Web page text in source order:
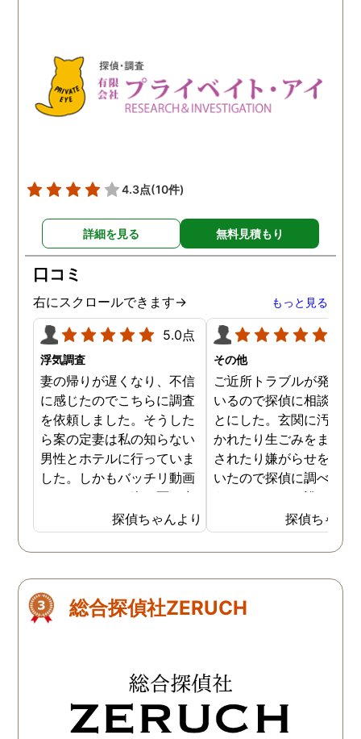
4.3点(10件)
詳細を見る 無料見積もり
口コミ
右にスクロールできます→ もっと見る
5.0点
浮気調査
妻の帰りが遅くなり、不信
に感じたのでこちらに調査
を依頼しました。そうした
ら案の定妻は私の知らない
男性とホテルに行っていま
した。しかもバッチリ動画
でキスしている姿が写し出
されていました。本当にシ
ョックでしたが、これでス
ッキリしました。裁判では
士と一緒に戦っていこうと
思います。探偵に支払った
れからもサポートしていき
ますから。」と言う探偵か
らの言葉には本当に励まさ
れました。これからも弁護
探偵ちゃんより
その他
ご近所トラブルが発生し
いるので探偵に相談する
とにした。玄関に汚物を
かれたり生ごみをまき散
されたり嫌がらせを受け
いたので探偵に調べても
うことにした。誰がやっ
いるのか何が原因なのか
べてもらうと隣の奥さん
った。痴呆症が進み被害
だ。普段は普通なのに夜
なるとおかしくなってそ
探偵ちゃん
総合探偵社ZERUCH